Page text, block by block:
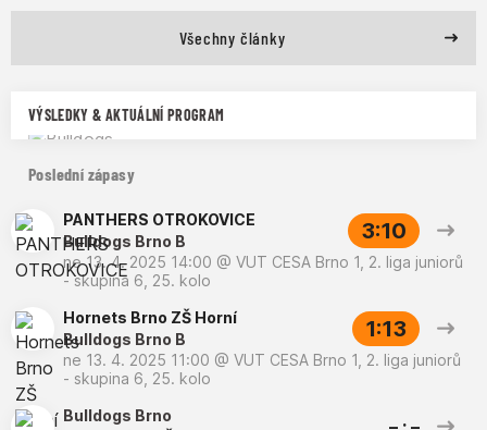
Všechny články
VÝSLEDKY & AKTUÁLNÍ PROGRAM
Poslední zápasy
PANTHERS OTROKOVICE
Bulldogs Brno B
3:10
ne 13. 4. 2025 14:00 @ VUT CESA Brno 1 2. liga juniorů
- skupina 6, 25. kolo
Hornets Brno ZŠ Horní
Bulldogs Brno B
1:13
ne 13. 4. 2025 11:00 @ VUT CESA Brno 1 2. liga juniorů
- skupina 6, 25. kolo
Bulldogs Brno